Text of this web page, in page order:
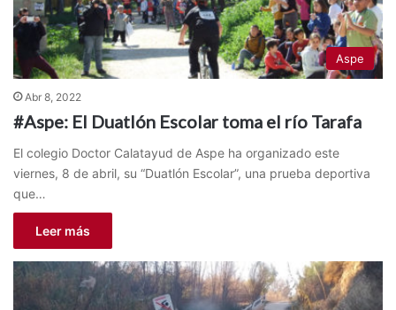
Aspe
Abr 8, 2022
#Aspe: El Duatlón Escolar toma el río Tarafa
El colegio Doctor Calatayud de Aspe ha organizado este
viernes, 8 de abril, su “Duatlón Escolar”, una prueba deportiva
que…
Leer más